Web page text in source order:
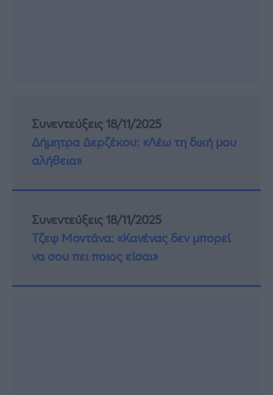
Συνεντεύξεις 18/11/2025
Δήμητρα Δερζέκου: «Λέω τη δική μου
αλήθεια»
Συνεντεύξεις 18/11/2025
Τζεφ Μοντάνα: «Κανένας δεν μπορεί
να σου πει ποιος είσαι»